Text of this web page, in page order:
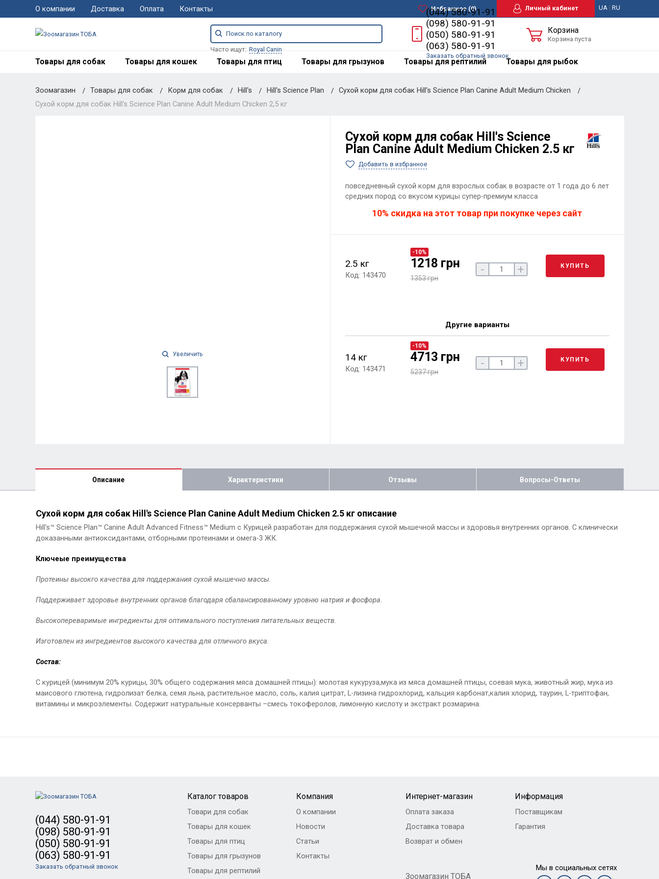
О компании Доставка Оплата Контакты Избранное(0) Личный кабинет UA| RU
Часто ищут: Royal Canin
(044) 580-91-91
(098) 580-91-91
(050) 580-91-91
(063) 580-91-91
Заказать обратный звонок
Корзина
Корзина пуста
Товары для собак Товары для кошек Товары для птиц Товары для грызунов Товары для рептилий Товары для рыбок
Зоомагазин Товары для собак Корм для собак Hill's Hill's Science Plan
Сухой корм для собак Hill's Science Plan Canine Adult Medium Chicken
Сухой корм для собак Hill's Science Plan Canine Adult Medium Chicken 2,5 кг
Увеличить
Сухой корм для собак Hill's Science
Plan Canine Adult Medium Chicken 2.5 кг
Добавить в избранное
повседневный сухой корм для взрослых собак в возрасте от 1 года до 6 лет
средних пород со вкусом курицы супер-премиум класса
10% скидка на этот товар при покупке через сайт
2.5 кг
Код: 143470
-10%
1218 грн
1353 грн
- + КУПИТЬ
Другие варианты
14 кг
Код: 143471
-10%
4713 грн
5237 грн
- + КУПИТЬ
Описание Характеристики Отзывы Вопросы-Ответы
Сухой корм для собак Hill's Science Plan Canine Adult Medium Chicken 2.5 кг описание
Hill's™ Science Plan™ Canine Adult Advanced Fitness™ Medium с Курицей разработан для поддержания сухой мышечной массы и здоровья внутренних органов. С клинически
доказанными антиоксидантами, отборными протеинами и омега-3 ЖК.
Ключеые преимущества
Протеины высокго качества для поддержания сухой мышечно массы.
Поддерживает здоровье внутренних органов благодаря сбалансированному уровню натрия и фосфора.
Высокопереваримые ингредиенты для оптимального поступления питательных веществ.
Изготовлен из ингредиентов высокого качества для отличного вкуса.
Состав:
С курицей (минимум 20% курицы, 30% общего содержания мяса домашней птицы): молотая кукуруза,мука из мяса домашней птицы, соевая мука, животный жир, мука из
маисового глютена, гидролизат белка, семя льна, растительное масло, соль, калия цитрат, L-лизина гидрохлорид, кальция карбонат,калия хлорид, таурин, L-триптофан,
витамины и микроэлементы. Содержит натуральные консерванты –смесь токоферолов, лимонную кислоту и экстракт розмарина.
(044) 580-91-91
(098) 580-91-91
(050) 580-91-91
(063) 580-91-91
Заказать обратный звонок
Каталог товаров
Товари для собак
Товары для кошек
Товары для птиц
Товары для грызунов
Товары для рептилий
Компания
О компании
Новости
Статьи
Контакты
Интернет-магазин
Оплата заказа
Доставка товара
Возврат и обмен
Зоомагазин ТОБА
Информация
Поставщикам
Гарантия
Мы в социальных сетях